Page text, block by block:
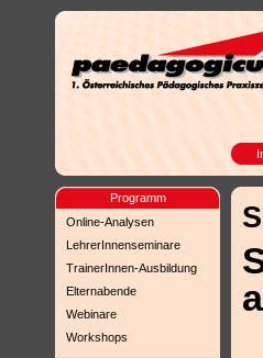
Programm
Online-Analysen
LehrerInnenseminare
TrainerInnen-Ausbildung
Elternabende
Webinare
Workshops